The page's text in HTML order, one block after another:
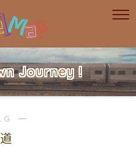
Journey !
―